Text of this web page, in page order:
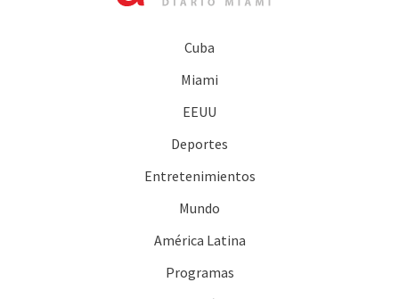
Cuba
Miami
EEUU
Deportes
Entretenimientos
Mundo
América Latina
Programas